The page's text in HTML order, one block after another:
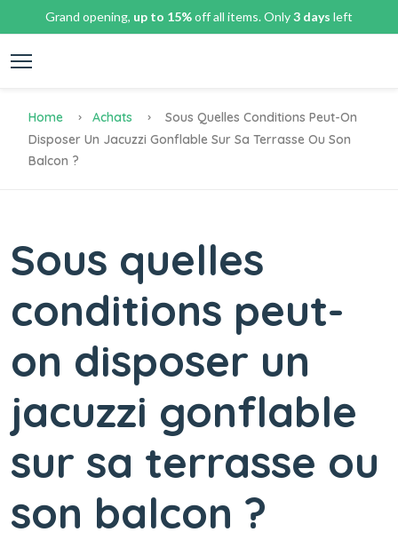
Grand opening, up to 15%off all items. Only3 days left
Home Achats
Sous Quelles Conditions Peut-On
Disposer Un Jacuzzi Gonflable Sur Sa Terrasse Ou Son
Balcon ?
Sous quelles
conditions peut-
on disposer un
jacuzzi gonflable
sur sa terrasse ou
son balcon ?